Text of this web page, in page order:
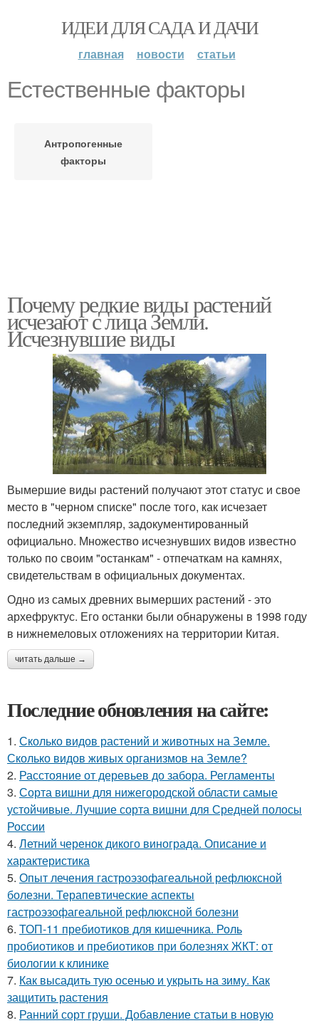
ИДЕИ ДЛЯ САДА И ДАЧИ
главная новости статьи
Естественные факторы
Антропогенные
факторы
Почему редкие виды растений
исчезают с лица Земли.
Исчезнувшие виды
Вымершие виды растений получают этот статус и свое
место в "черном списке" после того, как исчезает
последний экземпляр, задокументированный
официально. Множество исчезнувших видов известно
только по своим "останкам" - отпечаткам на камнях,
свидетельствам в официальных документах.
Одно из самых древних вымерших растений - это
архефруктус. Его останки были обнаружены в 1998 году
в нижнемеловых отложениях на территории Китая.
читать дальше →
Последние обновления на сайте:
1. Сколько видов растений и животных на Земле.
Сколько видов живых организмов на Земле?
2. Расстояние от деревьев до забора. Регламенты
3. Сорта вишни для нижегородской области самые
устойчивые. Лучшие сорта вишни для Средней полосы
России
4. Летний черенок дикого винограда. Описание и
характеристика
5. Опыт лечения гастроэзофагеальной рефлюксной
болезни. Терапевтические аспекты
гастроэзофагеальной рефлюксной болезни
6. ТОП-11 пребиотиков для кишечника. Роль
пробиотиков и пребиотиков при болезнях ЖКТ: от
биологии к клинике
7. Как высадить тую осенью и укрыть на зиму. Как
защитить растения
8. Ранний сорт груши. Добавление статьи в новую